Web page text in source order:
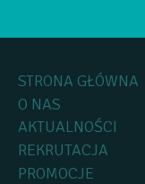
STRONA GŁÓWNA
O NAS
AKTUALNOŚCI
REKRUTACJA
PROMOCJE